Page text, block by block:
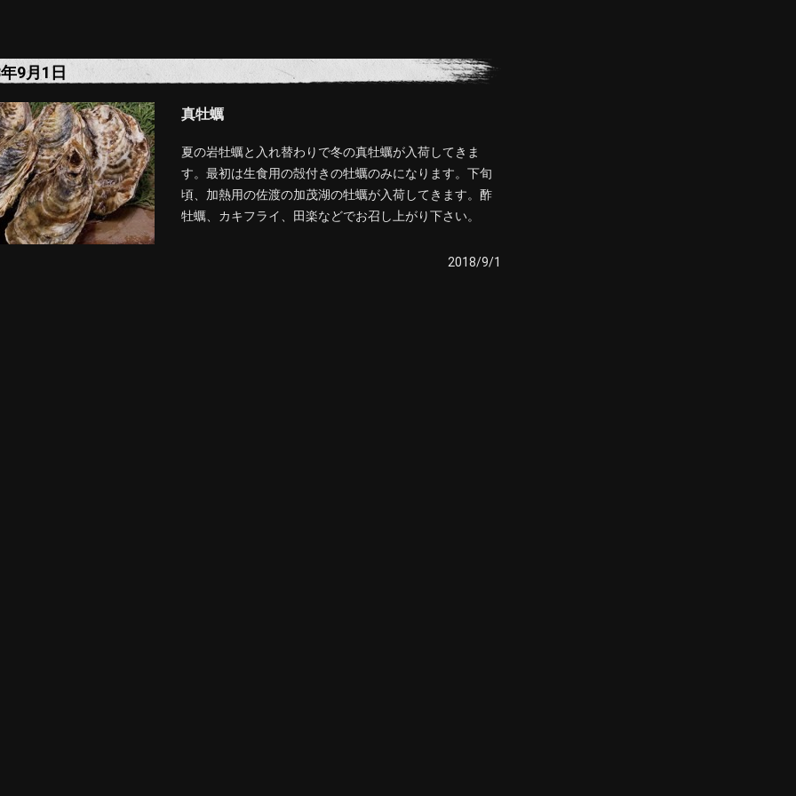
9月1日
真牡蠣
夏の岩牡蠣と入れ替わりで冬の真牡蠣が入荷してきま
す。最初は生食用の殻付きの牡蠣のみになります。下旬
頃、加熱用の佐渡の加茂湖の牡蠣が入荷してきます。酢
牡蠣、カキフライ、田楽などでお召し上がり下さい。
2018/9/1